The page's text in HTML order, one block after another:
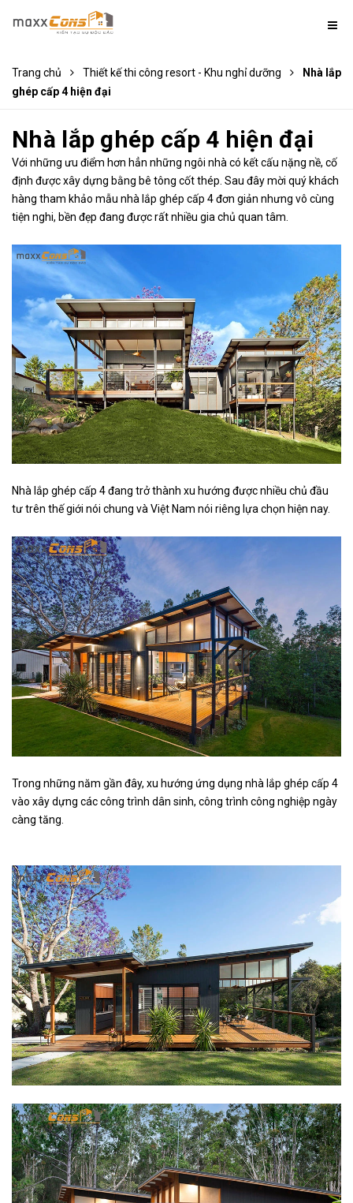
Trang chủ Thiết kế thi công resort - Khu nghỉ dưỡng
Nhà lắp
ghép cấp 4 hiện đại
Nhà lắp ghép cấp 4 hiện đại
Với những ưu điểm hơn hẳn những ngôi nhà có kết cấu nặng nề, cố
định được xây dựng bằng bê tông cốt thép. Sau đây mời quý khách
hàng tham khảo mẫu nhà lắp ghép cấp 4 đơn giản nhưng vô cùng
tiện nghi, bền đẹp đang được rất nhiều gia chủ quan tâm.
Nhà lắp ghép cấp 4 đang trở thành xu hướng được nhiều chủ đầu
tư trên thế giới nói chung và Việt Nam nói riêng lựa chọn hiện nay.
Trong những năm gần đây, xu hướng ứng dụng nhà lắp ghép cấp 4
vào xây dựng các công trình dân sinh, công trình công nghiệp ngày
càng tăng.